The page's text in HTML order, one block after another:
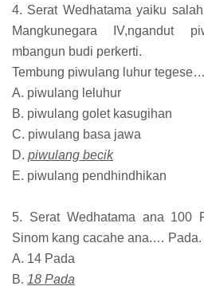
4. Serat Wedhatama yaiku
Mangkunegara IV,ngandut
mbangun budi perkerti.
Tembung piwulang luhur
A. piwulang leluhur
B. piwulang golet kasugihan
C. piwulang basa jawa
D. piwulang becik
E. piwulang pendhindhikan
5. Serat Wedhatama ana 100
Sinom kang cacahe ana.… Pada.
A. 14 Pada
B. 18 Pada